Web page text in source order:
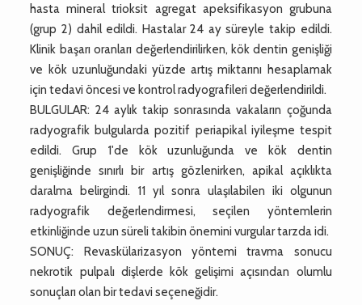
hasta mineral trioksit agregat apeksifikasyon grubuna
(grup 2) dahil edildi. Hastalar 24 ay süreyle takip edildi.
Klinik başarı oranları değerlendirilirken, kök dentin genişliği
ve kök uzunluğundaki yüzde artış miktarını hesaplamak
için tedavi öncesi ve kontrol radyografileri değerlendirildi.
BULGULAR: 24 aylık takip sonrasında vakaların çoğunda
radyografik bulgularda pozitif periapikal iyileşme tespit
edildi. Grup 1'de kök uzunluğunda ve kök dentin
genişliğinde sınırlı bir artış gözlenirken, apikal açıklıkta
daralma belirgindi. 11 yıl sonra ulaşılabilen iki olgunun
radyografik değerlendirmesi, seçilen yöntemlerin
etkinliğinde uzun süreli takibin önemini vurgular tarzda idi.
SONUÇ: Revaskülarizasyon yöntemi travma sonucu
nekrotik pulpalı dişlerde kök gelişimi açısından olumlu
sonuçları olan bir tedavi seçeneğidir.